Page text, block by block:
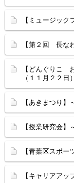
【ミュージック
【第２回 長な
【どんぐりこ
（１１月２２日）
【あきまつり】
【授業研究会】
【青葉区スポー
【キャリアアッ